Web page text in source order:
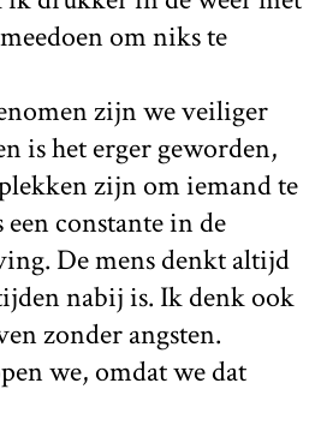
om niks te
zijn we veiliger
is het erger geworden,
zijn om iemand te
constante in de
De mens denkt altijd
nabij is. Ik denk ook
zonder angsten.
we, omdat we dat